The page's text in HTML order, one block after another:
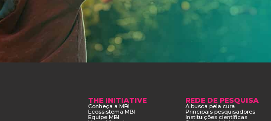
THE INITIATIVE
Conheça a MBI
Ecossistema MBI
Equipe MBI
REDE DE PESQUISA
A busca pela cura
Principais pesquisadores
Instituições científicas